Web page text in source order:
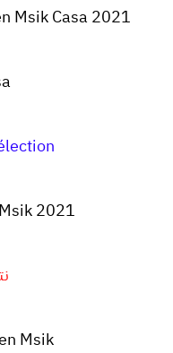
Msik Casa 2021
2021
Msik